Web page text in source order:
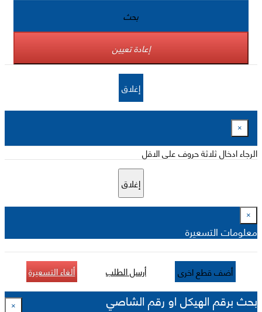
بحث
إعادة تعيين
إغلاق
×
الرجاء ادخال ثلاثة حروف على الاقل
إغلاق
×
معلومات التسعيرة
أضف قطع اخرى أرسل الطلب ألغاء التسعيرة
بحث برقم الهيكل او رقم الشاصي ×